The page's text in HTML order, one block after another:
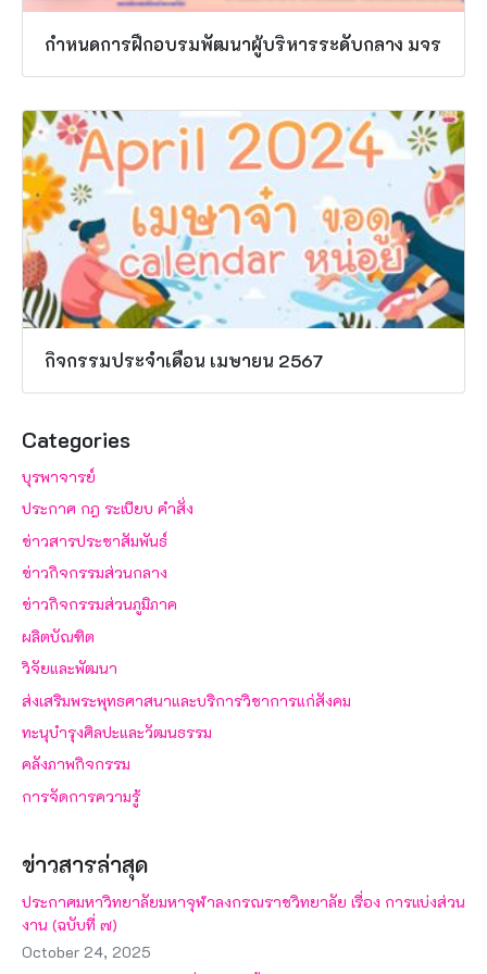
กำหนดการฝึกอบรมพัฒนาผู้บริหารระดับกลาง มจร
กิจกรรมประจำเดือน เมษายน 2567
Categories
บุรพาจารย์
ประกาศ กฎ ระเบียบ คำสั่ง
ข่าวสารประชาสัมพันธ์
ข่าวกิจกรรมส่วนกลาง
ข่าวกิจกรรมส่วนภูมิภาค
ผลิตบัณฑิต
วิจัยและพัฒนา
ส่งเสริมพระพุทธศาสนาและบริการวิชาการแก่สังคม
ทะนุบำรุงศิลปะและวัฒนธรรม
คลังภาพกิจกรรม
การจัดการความรู้
ข่าวสารล่าสุด
ประกาศมหาวิทยาลัยมหาจุฬาลงกรณราชวิทยาลัย เรื่อง การแบ่งส่วน
งาน (ฉบับที่ ๗)
October 24, 2025